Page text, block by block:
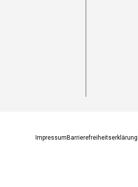
Impressum Barrierefreiheitserklärung